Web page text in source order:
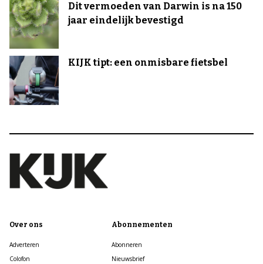
Dit vermoeden van Darwin is na 150
jaar eindelijk bevestigd
KIJK tipt: een onmisbare fietsbel
Over ons
Adverteren
Colofon
Abonnementen
Abonneren
Nieuwsbrief